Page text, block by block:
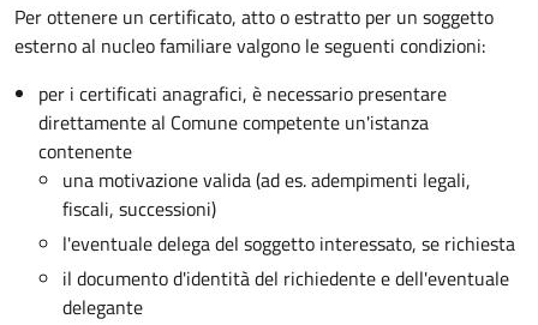
Per ottenere un certificato, atto o estratto per un soggetto
esterno al nucleo familiare valgono le seguenti condizioni:
per i certificati anagrafici, è necessario presentare
direttamente al Comune competente un'istanza
contenente
una motivazione valida (ad es. adempimenti legali,
fiscali, successioni)
l'eventuale delega del soggetto interessato, se richiesta
il documento d'identità del richiedente e dell'eventuale
delegante